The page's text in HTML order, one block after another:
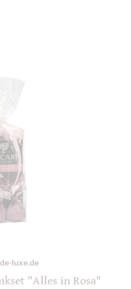
luxe.de
"Alles in Rosa"